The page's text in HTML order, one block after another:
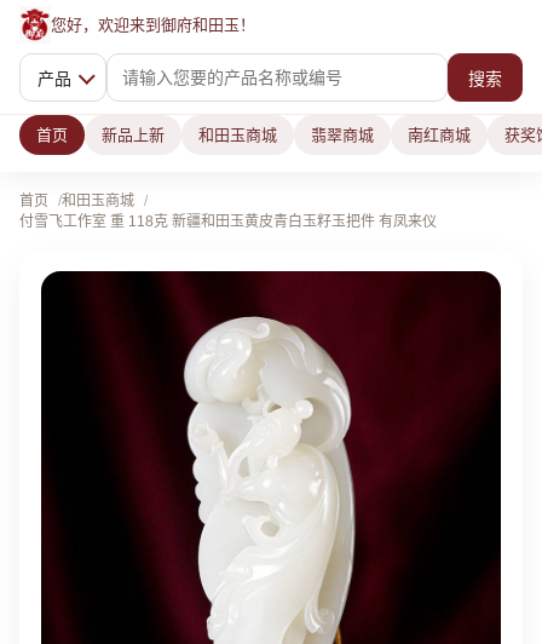
您好，欢迎来到御府和田玉！
产品 搜索
首页 新品上新 和田玉商城 翡翠商城 南红商城 获奖
首页
和田玉商城
付雪飞工作室 重 118克 新疆和田玉黄皮青白玉籽玉把件 有凤来仪